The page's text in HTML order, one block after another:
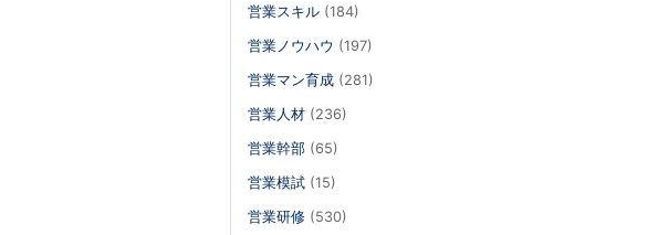
営業スキル (184)
営業ノウハウ (197)
営業マン育成 (281)
営業人材 (236)
営業幹部 (65)
営業模試 (15)
営業研修 (530)